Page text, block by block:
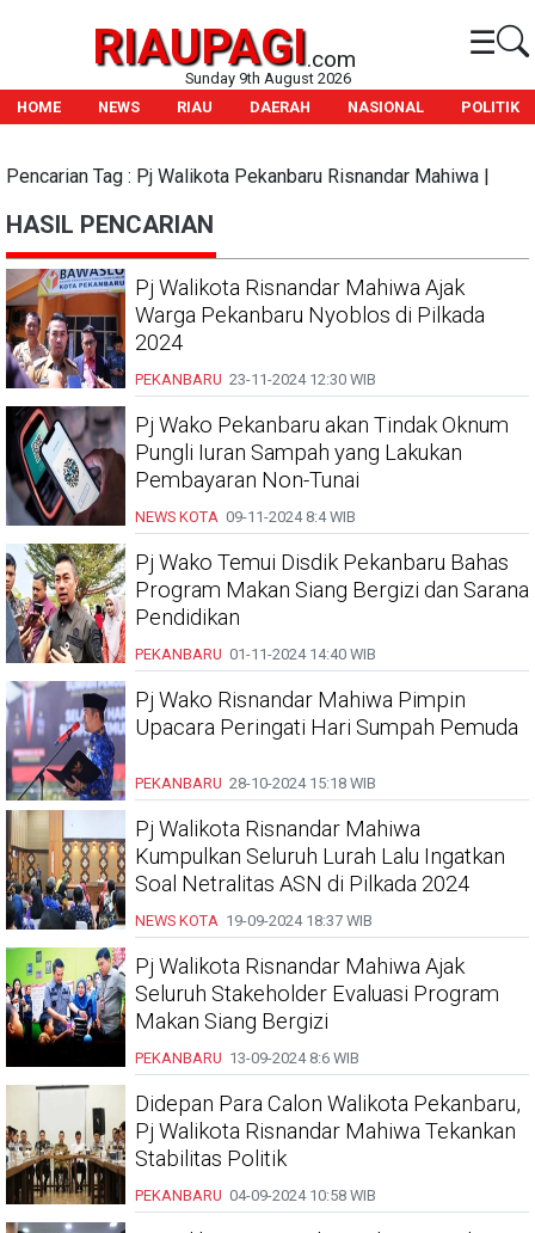
RIAUPAGI.com ☰
Sunday 9th August 2026
HOME
NEWS RIAU DAERAH NASIONAL POLITIK
Pencarian Tag : Pj Walikota Pekanbaru Risnandar Mahiwa |
HASIL PENCARIAN
Pj Walikota Risnandar Mahiwa Ajak
Warga Pekanbaru Nyoblos di Pilkada
2024
PEKANBARU 23-11-202412:30 WIB
Pj Wako Pekanbaru akan Tindak Oknum
Pungli Iuran Sampah yang Lakukan
Pembayaran Non-Tunai
NEWS KOTA 09-11-20248:4 WIB
Pj Wako Temui Disdik Pekanbaru Bahas
Program Makan Siang Bergizi dan Sarana
Pendidikan
PEKANBARU 01-11-202414:40 WIB
Pj Wako Risnandar Mahiwa Pimpin
Upacara Peringati Hari Sumpah Pemuda
PEKANBARU 28-10-202415:18 WIB
Pj Walikota Risnandar Mahiwa
Kumpulkan Seluruh Lurah Lalu Ingatkan
Soal Netralitas ASN di Pilkada 2024
NEWS KOTA 19-09-202418:37 WIB
Pj Walikota Risnandar Mahiwa Ajak
Seluruh Stakeholder Evaluasi Program
Makan Siang Bergizi
PEKANBARU 13-09-20248:6 WIB
Didepan Para Calon Walikota Pekanbaru,
Pj Walikota Risnandar Mahiwa Tekankan
Stabilitas Politik
PEKANBARU 04-09-202410:58 WIB